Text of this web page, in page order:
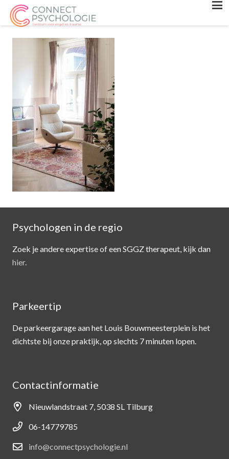
Psychologen in de regio
Zoek je andere expertise of een SGGZ therapeut, kijk dan
hier.
Parkeertip
De parkeergarage aan het Louis Bouwmeesterplein is het
dichtste bij onze praktijk, op slechts 7 minuten lopen.
Contactinformatie
Nieuwlandstraat 7, 5038 SL Tilburg
06-14779785
info@connectpsychologie.nl